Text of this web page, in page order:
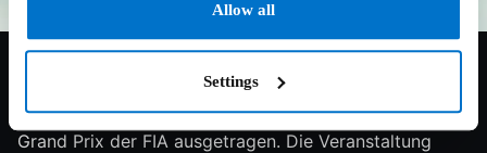
Allow all
Settings
Nach dem Zweiten Weltkrieg wird der Motorsport in
Europa neu geregelt, und 1950 in England der erste
Grand Prix der FIA ausgetragen. Die Veranstaltung